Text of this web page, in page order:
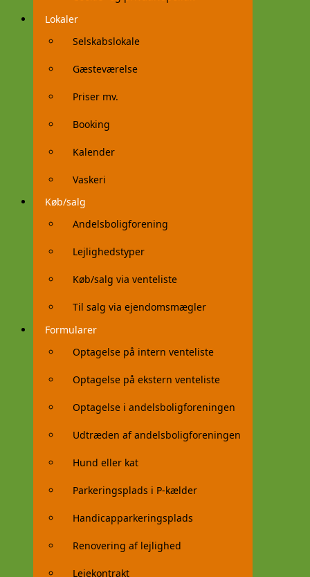
Lokaler
Selskabslokale
Gæsteværelse
Priser mv.
Booking
Kalender
Vaskeri
Køb/salg
Andelsboligforening
Lejlighedstyper
Køb/salg via venteliste
Til salg via ejendomsmægler
Formularer
Optagelse på intern venteliste
Optagelse på ekstern venteliste
Optagelse i andelsboligforeningen
Udtræden af andelsboligforeningen
Hund eller kat
Parkeringsplads i P-kælder
Handicapparkeringsplads
Renovering af lejlighed
Lejekontrakt